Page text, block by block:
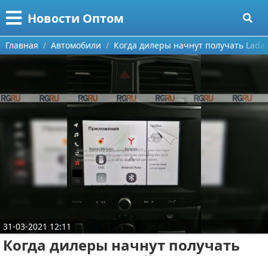
Новости Оптом
Меню
Главная
Информационные технологии
Автомобили
Знаменитости
Политика
Философия
Поиск
О проекте
Контакты
Сотрудничество
Размещение рекламы
Для правообладателей
Главная Автомобили Когда дилеры начнут получать
31-03-2021 12:11
Когда дилеры начнут получать